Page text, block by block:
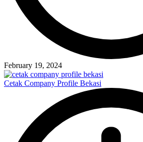
February 19, 2024
Cetak Company Profile Bekasi